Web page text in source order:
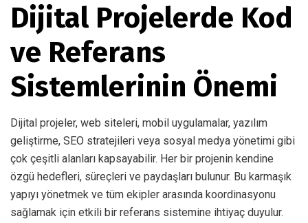
Dijital Projelerde Kod
ve Referans
Sistemlerinin Önemi
Dijital projeler, web siteleri, mobil uygulamalar, yazılım
geliştirme, SEO stratejileri veya sosyal medya yönetimi gibi
çok çeşitli alanları kapsayabilir. Her bir projenin kendine
özgü hedefleri, süreçleri ve paydaşları bulunur. Bu karmaşık
yapıyı yönetmek ve tüm ekipler arasında koordinasyonu
sağlamak için etkili bir referans sistemine ihtiyaç duyulur.